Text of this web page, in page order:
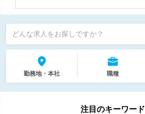
どんな求人をお探しですか？
勤務地・本社 職種
注目のキーワード